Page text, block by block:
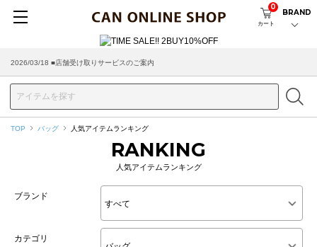
カート
0
BRAND
2026/08/04 ■8/13(木)AM2:00～サイトメンテナンス実施のお知らせ
TOP バッグ 人気アイテムランキング
RANKING
人気アイテムランキング
ブランド
カテゴリ